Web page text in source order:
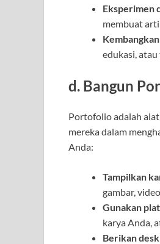
Eksperimen
membuat
edukasi,
d. Bangun
Portofolio adalah
mereka dalam
Anda:
Tampilkan
gambar,
Gunakan
karya Anda,
Berikan